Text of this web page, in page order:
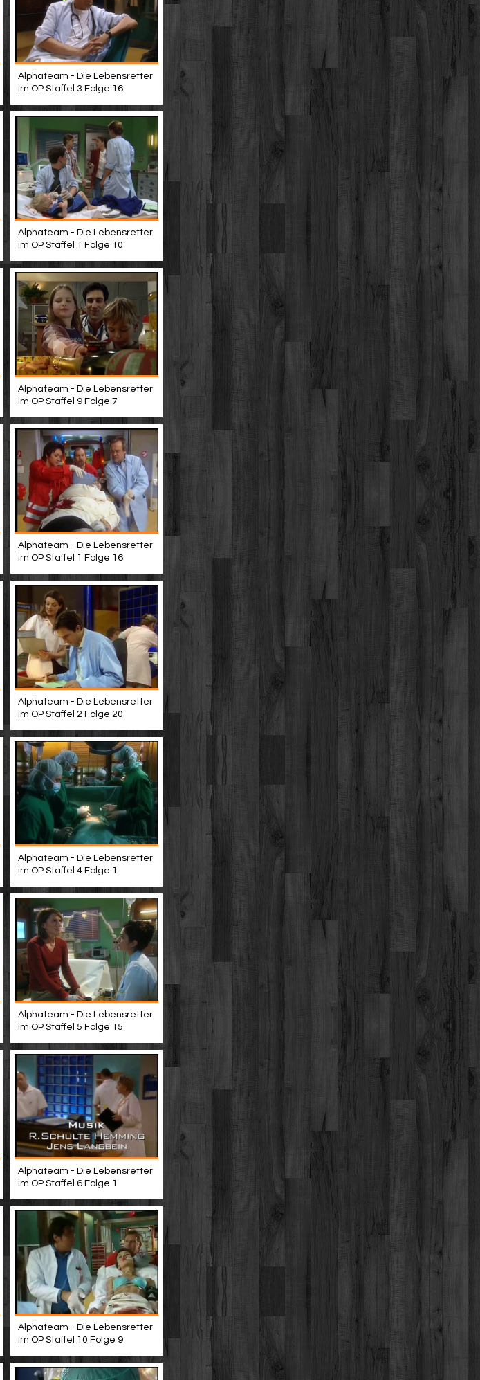
Alphateam - Die Lebensretter
im OP Staffel 3 Folge 16
Alphateam - Die Lebensretter
im OP Staffel 1 Folge 10
Alphateam - Die Lebensretter
im OP Staffel 9 Folge 7
Alphateam - Die Lebensretter
im OP Staffel 1 Folge 16
Alphateam - Die Lebensretter
im OP Staffel 2 Folge 20
Alphateam - Die Lebensretter
im OP Staffel 4 Folge 1
Alphateam - Die Lebensretter
im OP Staffel 5 Folge 15
Alphateam - Die Lebensretter
im OP Staffel 6 Folge 1
Alphateam - Die Lebensretter
im OP Staffel 10 Folge 9